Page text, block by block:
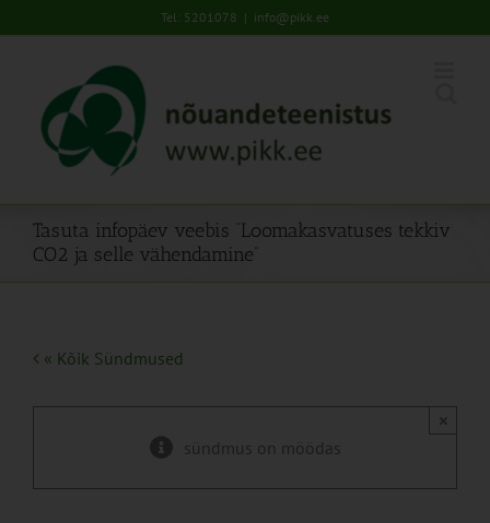
to
Tel: 5201078 | info@pikk.ee
Tasuta infopäev veebis “Loomakasvatuses tekkiv
CO2 ja selle vähendamine”
« Kõik Sündmused
sündmus on möödas
×